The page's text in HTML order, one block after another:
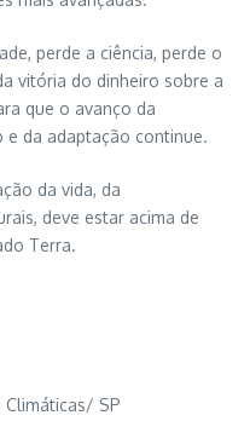
perde a ciência, perde o
vitória do dinheiro sobre a
que o avanço da
da adaptação continue.
da vida, da
deve estar acima de
Terra.
Climáticas/ SP